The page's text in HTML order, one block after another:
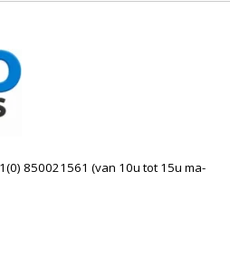
850021561 (van 10u tot 15u ma-